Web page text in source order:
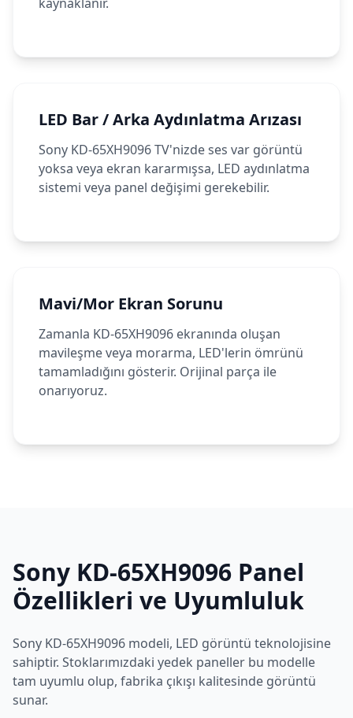
LED Bar / Arka Aydınlatma Arızası
Sony KD-65XH9096 TV'nizde ses var görüntü
yoksa veya ekran kararmışsa, LED aydınlatma
sistemi veya panel değişimi gerekebilir.
Mavi/Mor Ekran Sorunu
Zamanla KD-65XH9096 ekranında oluşan
mavileşme veya morarma, LED'lerin ömrünü
tamamladığını gösterir. Orijinal parça ile
onarıyoruz.
Sony KD-65XH9096 Panel
Özellikleri ve Uyumluluk
Sony KD-65XH9096 modeli, LED görüntü teknolojisine
sahiptir. Stoklarımızdaki yedek paneller bu modelle
tam uyumlu olup, fabrika çıkışı kalitesinde görüntü
sunar.